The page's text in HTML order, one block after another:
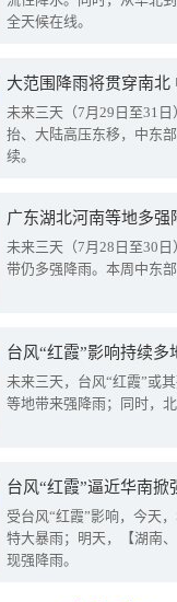
全天候在线。
大范围降雨将贯穿南
未来三天（7月29日至31
抬、大陆高压东移，中东
续。
广东湖北河南等地多
未来三天（7月28日至30
带仍多强降雨。本周中东
台风“红霞”影响持续
未来三天，台风“红霞”或
等地带来强降雨；同时，
台风“红霞”逼近华南
受台风“红霞”影响，今天
特大暴雨；明天，【湖南
现强降雨。